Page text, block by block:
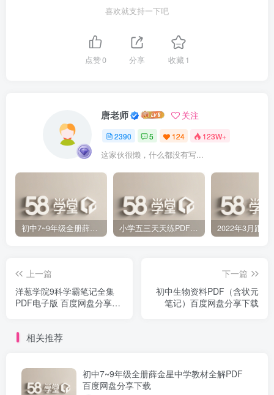
喜欢就支持一下吧
点赞0 分享 收藏1
唐老师 关注
2390 5 124 123W+
这家伙很懒，什么都没有写...
初中7~9年级全册薛金星中学教材全解PDF 百度网盘分享下载 小学五三天天练PDF（压缩打包）百度网盘分享下载
上一篇
洋葱学院9科学霸笔记全集
PDF电子版 百度网盘分享下
下一篇
初中生物资料PDF（含状元
笔记）百度网盘分享下载
相关推荐
初中7~9年级全册薛金星中学教材全解PDF
百度网盘分享下载